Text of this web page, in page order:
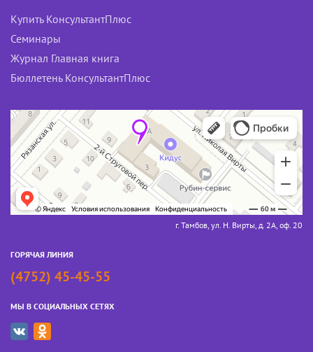
Купить КонсультантПлюс
Семинары
Журнал Главная книга
Бюллетень КонсультантПлюс
г. Тамбов, ул. Н. Вирты, д. 2А, оф. 20
ГОРЯЧАЯ ЛИНИЯ
(4752) 45-45-55
МЫ В СОЦИАЛЬНЫХ СЕТЯХ